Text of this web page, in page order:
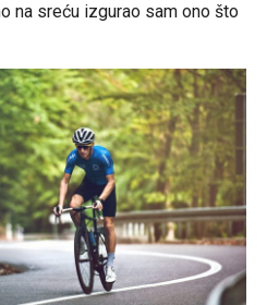
na sreću izgurao sam ono što